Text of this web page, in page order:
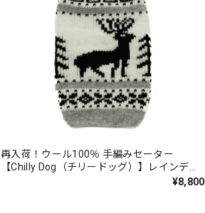
再入荷！ウール100％ 手編みセーター
【Chilly Dog（チリードッグ）】レインディ
ア ショール セーター/Reindeer Shawl¥8,800